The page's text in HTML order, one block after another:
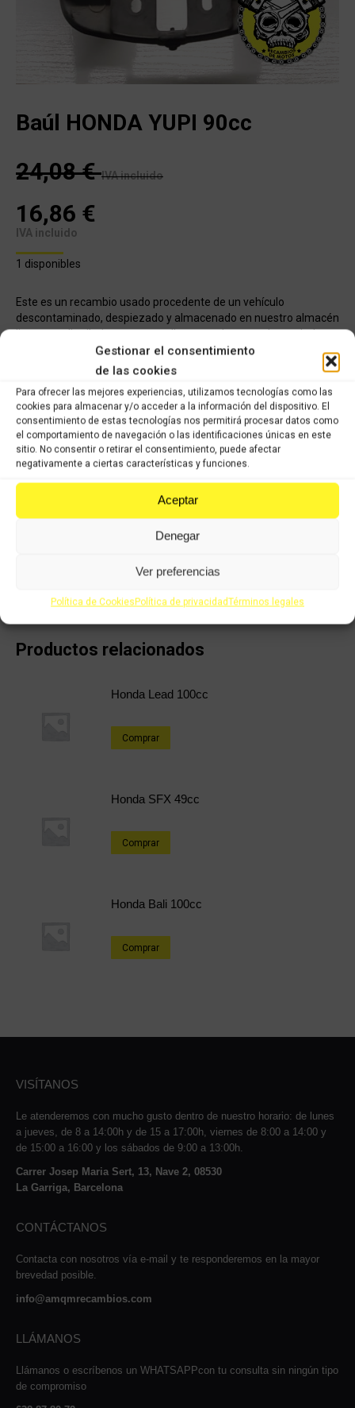
Gestionar el consentimiento
de las cookies
Para ofrecer las mejores experiencias, utilizamos tecnologías como las
cookies para almacenar y/o acceder a la información del dispositivo. El
consentimiento de estas tecnologías nos permitirá procesar datos como
el comportamiento de navegación o las identificaciones únicas en este
sitio. No consentir o retirar el consentimiento, puede afectar
negativamente a ciertas características y funciones.
Aceptar
Denegar
Ver preferencias
Política de CookiesPolítica de privacidadTérminos legales
Baúl HONDA YUPI 90cc
24,08€ IVA incluido
16,86 €
IVA incluido
1 disponibles
Este es un recambio usado procedente de un vehículo
descontaminado, despiezado y almacenado en nuestro almacén
listo para distribuir a nuestros clientes en la mayor brevedad
posible. Todos los recambios han pasado nuestro control de
calidad, han sido verificados y seleccionados 1 a 1 por nuestros
COMPRAR
Categorías: Recambios ocasión Honda , HONDA YUPI 90cc 1991-
1994
Share
Share
Productos relacionados
Honda Lead 100cc
Comprar
Honda SFX 49cc
Comprar
Honda Bali 100cc
Comprar
VISÍTANOS
Le atenderemos con mucho gusto dentro de nuestro horario: de lunes
a jueves, de 8 a 14:00h y de 15 a 17:00h, viernes de 8:00 a 14:00 y
de 15:00 a 16:00 y los sábados de 9:00 a 13:00h.
Carrer Josep Maria Sert, 13, Nave 2, 08530
La Garriga, Barcelona
CONTÁCTANOS
Contacta con nosotros vía e-mail y te responderemos en la mayor
brevedad posible.
info@amqmrecambios.com
LLÁMANOS
Llámanos o escríbenos un WHATSAPPcon tu consulta sin ningún tipo
de compromiso